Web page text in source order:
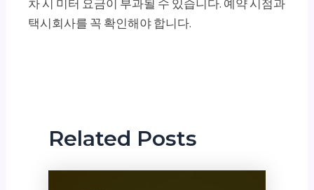
차 시 미터 요금이 부과될 수 있습니다. 예약 시점과
택시회사를 꼭 확인해야 합니다.
Related Posts